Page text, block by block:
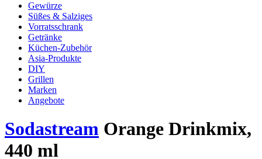
Gewürze
Süßes & Salziges
Vorratsschrank
Getränke
Küchen-Zubehör
Asia-Produkte
DIY
Grillen
Marken
Angebote
Sodastream Orange Drinkmix,
440 ml